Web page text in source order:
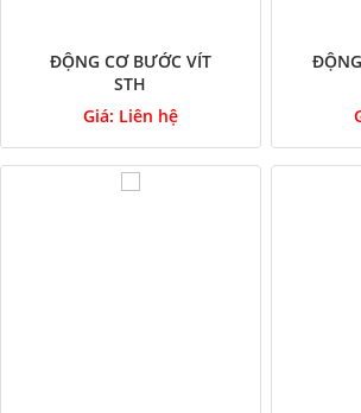
ĐỘNG CƠ BƯỚC VÍT
STH
Giá: Liên hệ